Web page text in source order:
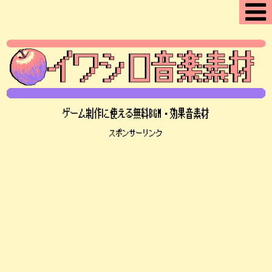
ゲーム制作に使える無料BGM・効果音素材
スポンサーリンク